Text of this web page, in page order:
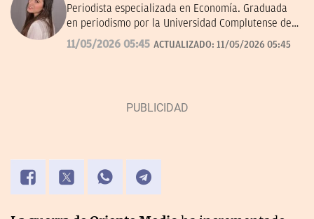
Periodista especializada en Economía. Graduada
en periodismo por la Universidad Complutense de
Madrid.
11/05/2026 05:45 ACTUALIZADO: 11/05/2026 05:45